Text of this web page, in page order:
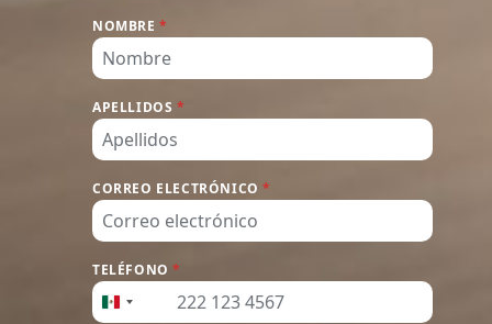
NOMBRE *
APELLIDOS *
CORREO ELECTRÓNICO *
TELÉFONO *
Mexico +52